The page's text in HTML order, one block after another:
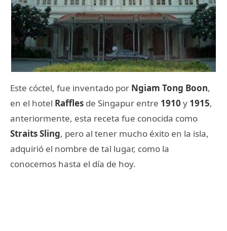
Este cóctel, fue inventado por Ngiam Tong Boon,
en el hotel Raffles de Singapur entre 1910 y 1915,
anteriormente, esta receta fue conocida como
Straits Sling, pero al tener mucho éxito en la isla,
adquirió el nombre de tal lugar, como la
conocemos hasta el día de hoy.